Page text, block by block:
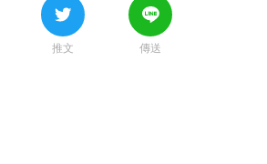
推文 傳送